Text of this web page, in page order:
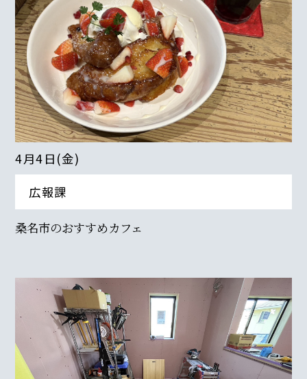
4月4日(金)
広報課
桑名市のおすすめカフェ